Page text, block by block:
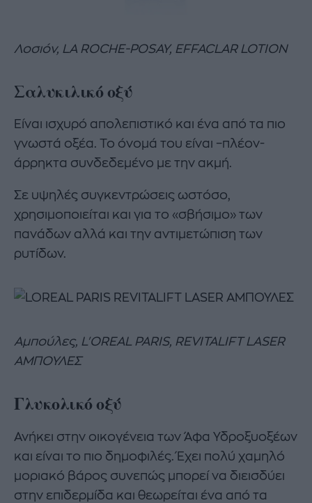
Λοσιόν, LA ROCHE-POSAY, EFFACLAR LOTION
Σαλυκιλικό οξύ
Είναι ισχυρό απολεπιστικό και ένα από τα πιο
γνωστά οξέα. Το όνομά του είναι –πλέον-
άρρηκτα συνδεδεμένο με την ακμή.
Σε υψηλές συγκεντρώσεις ωστόσο,
χρησιμοποιείται και για το «σβήσιμο» των
πανάδων αλλά και την αντιμετώπιση των
ρυτίδων.
Αμπούλες, L'OREAL PARIS, REVITALIFT LASER
ΑΜΠΟΥΛΕΣ
Γλυκολικό οξύ
Ανήκει στην οικογένεια των Άφα Υδροξυοξέων
και είναι το πιο δημοφιλές. Έχει πολύ χαμηλό
μοριακό βάρος συνεπώς μπορεί να διεισδύει
στην επιδερμίδα και θεωρείται ένα από τα